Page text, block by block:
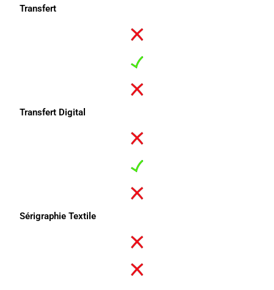
Transfert
Transfert Digital
Sérigraphie Textile